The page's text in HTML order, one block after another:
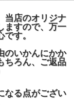
当店のオリジナ
ますので、万一
す。
のいかんにかか
ちろん、ご返品
なる点がござい